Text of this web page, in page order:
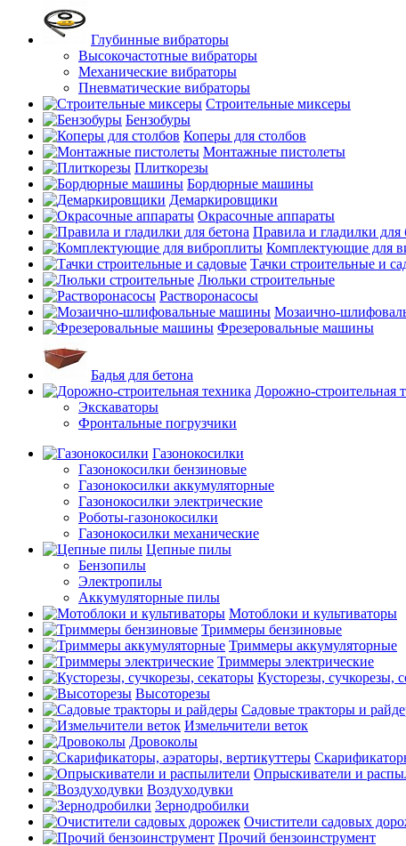
Глубинные вибраторы
Высокочастотные вибраторы
Механические вибраторы
Пневматические вибраторы
Строительные миксеры
Бензобуры
Коперы для столбов
Монтажные пистолеты
Плиткорезы
Бордюрные машины
Демаркировщики
Окрасочные аппараты
Правила и гладилки для
Комплектующие для
Тачки строительные и
Люльки строительные
Растворонасосы
Мозаично-
Фрезеровальные машины
Бадья для бетона
Дорожно-строительная
Экскаваторы
Фронтальные погрузчики
Газонокосилки
Газонокосилки бензиновые
Газонокосилки аккумуляторные
Газонокосилки электрические
Роботы-газонокосилки
Газонокосилки механические
Цепные пилы
Бензопилы
Электропилы
Аккумуляторные пилы
Мотоблоки и культиваторы
Триммеры бензиновые
Триммеры аккумуляторные
Триммеры электрические
Кусторезы, сучкорезы,
Высоторезы
Садовые тракторы и
Измельчители веток
Дровоколы
Опрыскиватели и
Воздуходувки
Зернодробилки
Очистители садовых
Прочий бензоинструмент